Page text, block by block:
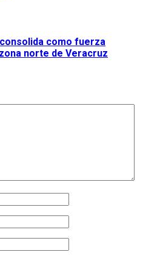
como fuerza
norte de Veracruz